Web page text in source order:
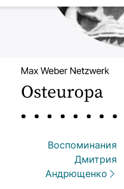
Воспоминания
Дмитрия
Андрющенко